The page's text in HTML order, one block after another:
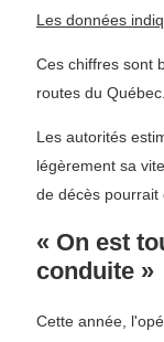
Les données
Ces chiffres sont
routes du Québec.
Les autorités
légèrement sa
de décès pourrait
« On est
conduite »
Cette année,